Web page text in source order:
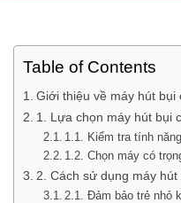
Table of Contents
Giới thiệu về máy hút bụi
1. Lựa chọn máy hút bụi
1.1. Kiểm tra tính
1.2. Chọn máy có
2. Cách sử dụng máy
2.1. Đảm bảo trẻ nhỏ